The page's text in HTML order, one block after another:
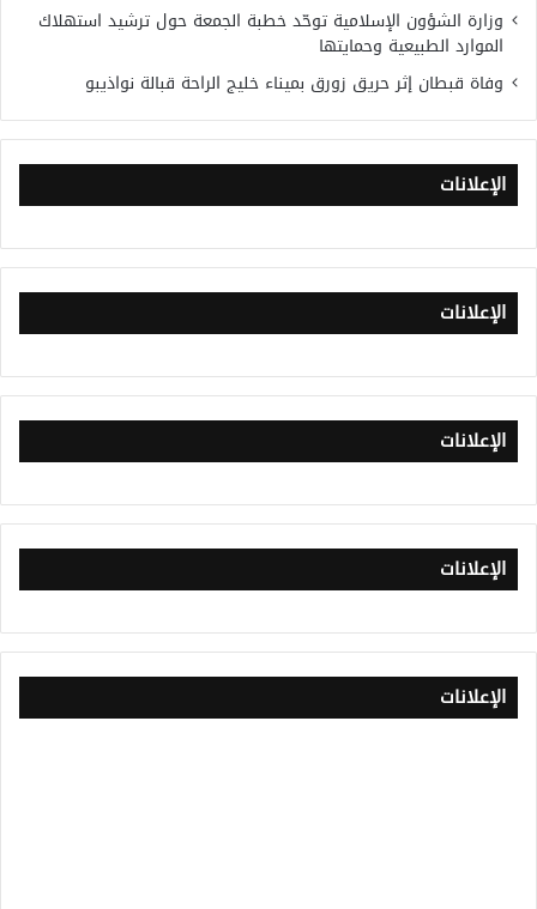
وزارة الشؤون الإسلامية توحّد خطبة الجمعة حول ترشيد استهلاك
الموارد الطبيعية وحمايتها
وفاة قبطان إثر حريق زورق بميناء خليج الراحة قبالة نواذيبو
الإعلانات
الإعلانات
الإعلانات
الإعلانات
الإعلانات